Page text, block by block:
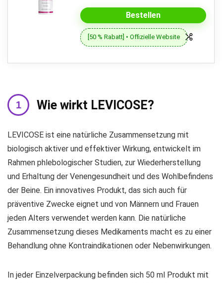
Bestellen
[50 % Rabatt] • Offizielle Website
Wie wirkt LEVICOSE?
LEVICOSE ist eine natürliche Zusammensetzung mit
biologisch aktiver und effektiver Wirkung, entwickelt im
Rahmen phlebologischer Studien, zur Wiederherstellung
und Erhaltung der Venengesundheit und des Wohlbefindens
der Beine. Ein innovatives Produkt, das sich auch für
präventive Zwecke eignet und von Männern und Frauen
jeden Alters verwendet werden kann. Die natürliche
Zusammensetzung dieses Medikaments macht es zu einer
Behandlung ohne Kontraindikationen oder Nebenwirkungen.
In jeder Einzelverpackung befinden sich 50 ml Produkt mit